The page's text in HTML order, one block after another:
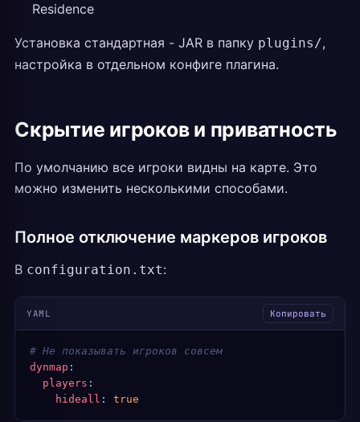
Residence
Установка стандартная - JAR в папку plugins/,
настройка в отдельном конфиге плагина.
Скрытие игроков и приватность
По умолчанию все игроки видны на карте. Это
можно изменить несколькими способами.
Полное отключение маркеров игроков
В configuration.txt:
YAML Копировать
# Не показывать игроков совсем
dynmap :
  players
:
    hideall
: true